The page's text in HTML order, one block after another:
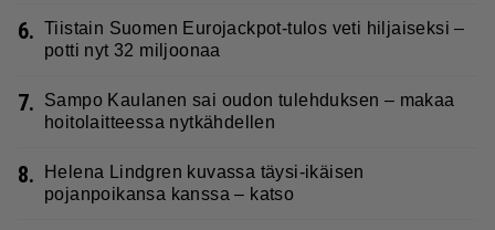
6. Tiistain Suomen Eurojackpot-tulos veti hiljaiseksi –
potti nyt 32 miljoonaa
7.
Sampo Kaulanen sai oudon tulehduksen – makaa
hoitolaitteessa nytkähdellen
8.
Helena Lindgren kuvassa täysi-ikäisen
pojanpoikansa kanssa – katso